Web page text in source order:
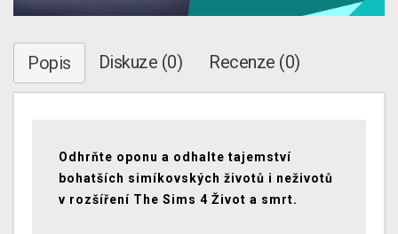
Popis Diskuze (0) Recenze (0)
Odhrňte oponu a odhalte tajemství
bohatších simíkovských životů i neživotů
v rozšíření The Sims 4 Život a smrt.